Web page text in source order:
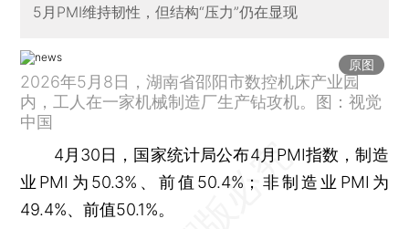
术顾问等。复旦大学、浙江大学、中国人民大学专硕校外导
师，中国农业大学客座研究员、专硕导师。新财富最佳分析
5月PMI维持韧性，但结构“压力”仍在显现
原图
2026年5月8日，湖南省邵阳市数控机床产业园
内，工人在一家机械制造厂生产钻攻机。图：视觉
中国
4月30日，国家统计局公布4月PMI指数，制造
业PMI为50.3%、前值50.4%；非制造业PMI为
49.4%、前值50.1%。